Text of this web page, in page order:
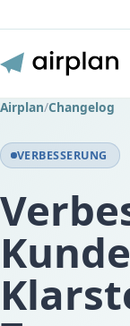
Airplan/Changelog
VERBESSERUNG